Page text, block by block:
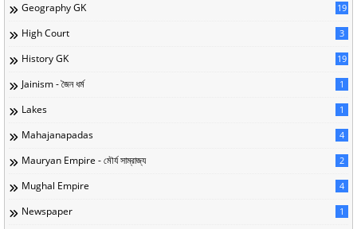
Geography GK 19
High Court 3
History GK 19
Jainism - জৈন ধর্ম 1
Lakes 1
Mahajanapadas 4
Mauryan Empire - মৌর্য সাম্রাজ্য 2
Mughal Empire 4
Newspaper 1